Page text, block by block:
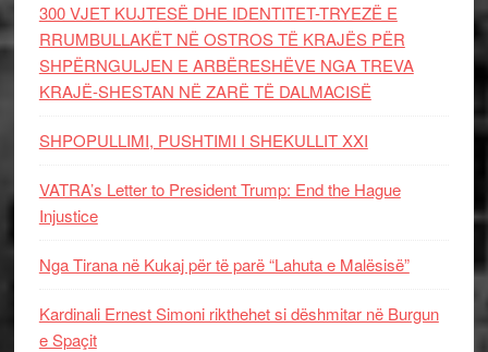
300 VJET KUJTESË DHE IDENTITET-TRYEZË E
RRUMBULLAKËT NË OSTROS TË KRAJËS PËR
SHPËRNGULJEN E ARBËRESHËVE NGA TREVA
KRAJË-SHESTAN NË ZARË TË DALMACISË
SHPOPULLIMI, PUSHTIMI I SHEKULLIT XXI
VATRA’s Letter to President Trump: End the Hague
Injustice
Nga Tirana në Kukaj për të parë “Lahuta e Malësisë”
Kardinali Ernest Simoni rikthehet si dëshmitar në Burgun
e Spaçit